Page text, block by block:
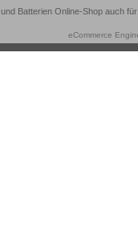
Batterien Online-Shop auch
eCommerce